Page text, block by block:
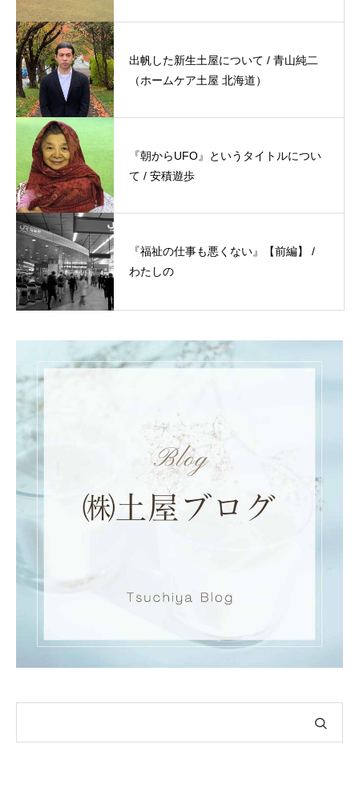
出帆した新生土屋について / 青山純二
（ホームケア土屋 北海道）
『朝からUFO』というタイトルについ
て / 安積遊歩
『福祉の仕事も悪くない』【前編】 /
わたしの